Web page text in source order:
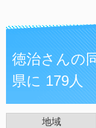
徳治さんの
県に 179人
地域